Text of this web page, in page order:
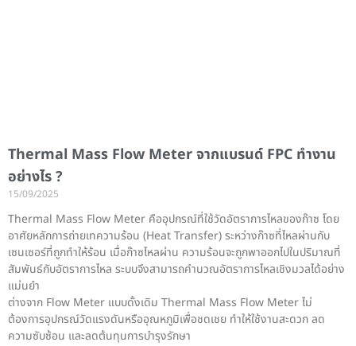
Thermal Mass Flow Meter จากแบรนด์ FPC ทำงาน
อย่างไร ?
15/09/2025
Thermal Mass Flow Meter คืออุปกรณ์ที่ใช้วัดอัตราการไหลของก๊าซ โดย
อาศัยหลักการถ่ายเทความร้อน (Heat Transfer) ระหว่างก๊าซที่ไหลผ่านกับ
เซนเซอร์ที่ถูกทำให้ร้อน เมื่อก๊าซไหลผ่าน ความร้อนจะถูกพาออกไปในปริมาณที่
สัมพันธ์กับอัตราการไหล ระบบจึงสามารถคำนวณอัตราการไหลเชิงมวลได้อย่าง
แม่นยำ
ต่างจาก Flow Meter แบบดั้งเดิม Thermal Mass Flow Meter ไม่
ต้องการอุปกรณ์วัดแรงดันหรืออุณหภูมิเพื่อชดเชย ทำให้ใช้งานสะดวก ลด
ความซับซ้อน และลดต้นทุนการบำรุงรักษา